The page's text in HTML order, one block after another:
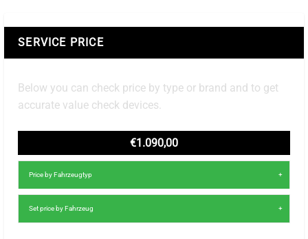
SERVICE PRICE
Below you can check price by type or brand and to get
accurate value check devices.
€1.090,00
Price by Fahrzeugtyp
Set price by Fahrzeug